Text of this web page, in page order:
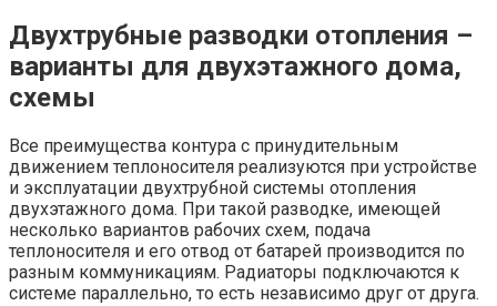
Двухтрубные разводки отопления –
варианты для двухэтажного дома,
схемы
Все преимущества контура с принудительным
движением теплоносителя реализуются при устройстве
и эксплуатации двухтрубной системы отопления
двухэтажного дома. При такой разводке, имеющей
несколько вариантов рабочих схем, подача
теплоносителя и его отвод от батарей производится по
разным коммуникациям. Радиаторы подключаются к
системе параллельно, то есть независимо друг от друга.